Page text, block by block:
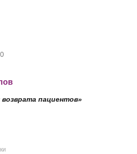
возврата пациентов»